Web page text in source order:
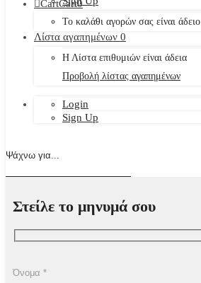
CartCart0
Το καλάθι αγορών σας είναι άδειο
Λίστα αγαπημένων 0
Η Λίστα επιθυμιών είναι άδεια
Προβολή λίστας αγαπημένων
Login
Sign Up
Στείλε το μηνυμά σου